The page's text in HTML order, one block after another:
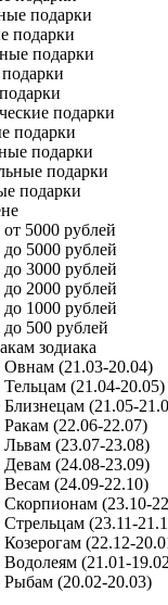
подарки
подарки
подарки
подарки
подарки
подарки
подарки
подарки
5000 рублей
5000 рублей
3000 рублей
2000 рублей
1000 рублей
500 рублей
зодиака
(21.03-20.04)
(21.04-20.05)
(21.05-
(22.06-22.07)
(23.07-23.08)
(24.08-23.09)
(24.09-22.10)
(23.10-
(23.11-
(22.12-
(21.01-
(20.02-20.03)